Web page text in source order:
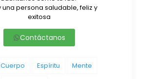
una persona saludable, feliz y
exitosa
Contáctanos
Cuerpo Espíritu Mente